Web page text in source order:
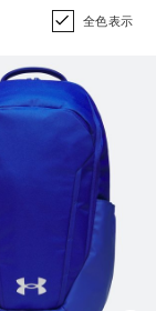
全色表示